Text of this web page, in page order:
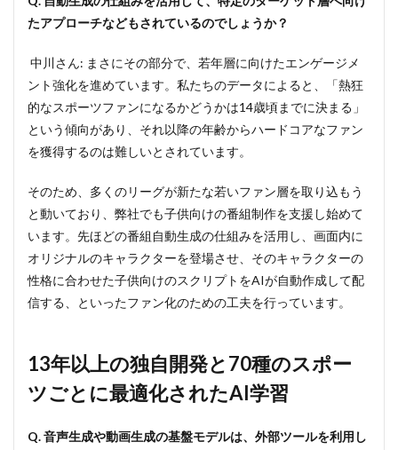
たアプローチなどもされているのでしょうか？
中川さん: まさにその部分で、若年層に向けたエンゲージメ
ント強化を進めています。私たちのデータによると、「熱狂
的なスポーツファンになるかどうかは14歳頃までに決まる」
という傾向があり、それ以降の年齢からハードコアなファン
を獲得するのは難しいとされています。
そのため、多くのリーグが新たな若いファン層を取り込もう
と動いており、弊社でも子供向けの番組制作を支援し始めて
います。先ほどの番組自動生成の仕組みを活用し、画面内に
オリジナルのキャラクターを登場させ、そのキャラクターの
性格に合わせた子供向けのスクリプトをAIが自動作成して配
信する、といったファン化のための工夫を行っています。
13年以上の独自開発と70種のスポー
ツごとに最適化されたAI学習
Q. 音声生成や動画生成の基盤モデルは、外部ツールを利用し